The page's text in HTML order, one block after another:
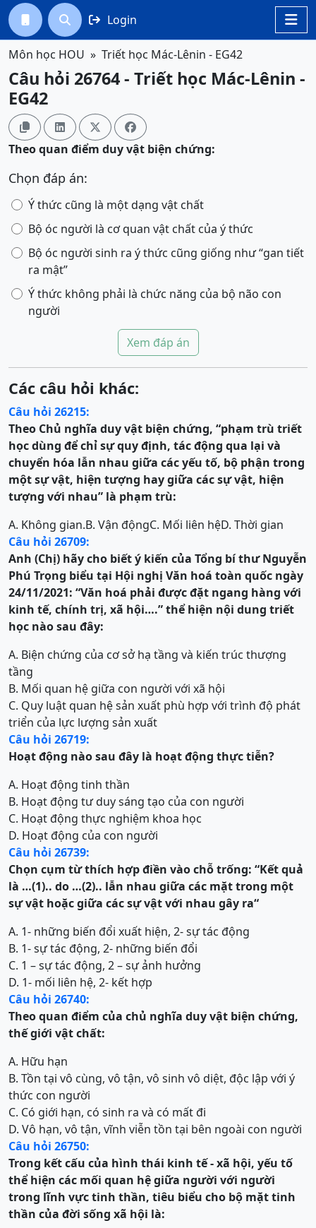

  Login
Môn học HOU Triết học Mác-Lênin - EG42
Câu hỏi 26764 - Triết học Mác-Lênin -
EG42
   
Theo quan điểm duy vật biện chứng:
Chọn đáp án:
Ý thức cũng là một dạng vật chất
Bộ óc người là cơ quan vật chất của ý thức
Bộ óc người sinh ra ý thức cũng giống như “gan tiết
ra mật”
Ý thức không phải là chức năng của bộ não con
người
Xem đáp án
Các câu hỏi khác:
Câu hỏi 26215:
Theo Chủ nghĩa duy vật biện chứng, “phạm trù triết
học dùng để chỉ sự quy định, tác động qua lại và
chuyển hóa lẫn nhau giữa các yếu tố, bộ phận trong
một sự vật, hiện tượng hay giữa các sự vật, hiện
tượng với nhau” là phạm trù:
A. Không gian.B. Vận độngC. Mối liên hệD. Thời gian
Câu hỏi 26709:
Anh (Chị) hãy cho biết ý kiến của Tổng bí thư Nguyễn
Phú Trọng biểu tại Hội nghị Văn hoá toàn quốc ngày
24/11/2021: “Văn hoá phải được đặt ngang hàng với
kinh tế, chính trị, xã hội….”thể hiện nội dung triết
học nào sau đây:
A. Biện chứng của cơ sở hạ tầng và kiến trúc thượng
tầng
B. Mối quan hệ giữa con người với xã hội
C. Quy luật quan hệ sản xuất phù hợp với trình độ phát
triển của lực lượng sản xuất
Câu hỏi 26719:
Hoạt động nào sau đây là hoạt động thực tiễn?
A. Hoạt động tinh thần
B. Hoạt động tư duy sáng tạo của con người
C. Hoạt động thực nghiệm khoa học
D. Hoạt động của con người
Câu hỏi 26739:
Chọn cụm từ thích hợp điền vào chỗ trống: “Kết quả
là …(1).. do …(2).. lẫn nhau giữa các mặt trong một
sự vật hoặc giữa các sự vật với nhau gây ra“
A. 1- những biến đổi xuất hiện, 2- sự tác động
B. 1- sự tác động, 2- những biến đổi
C. 1 – sự tác động, 2 – sự ảnh hưởng
D. 1- mối liên hệ, 2- kết hợp
Câu hỏi 26740:
Theo quan điểm của chủ nghĩa duy vật biện chứng,
thế giới vật chất:
A. Hữu hạn
B. Tồn tại vô cùng, vô tận, vô sinh vô diệt, độc lập với ý
thức con người
C. Có giới hạn, có sinh ra và có mất đi
D. Vô hạn, vô tận, vĩnh viễn tồn tại bên ngoài con người
Câu hỏi 26750:
Trong kết cấu của hình thái kinh tế - xã hội, yếu tố
thể hiện các mối quan hệ giữa người với người
trong lĩnh vực tinh thần, tiêu biểu cho bộ mặt tinh
thần của đời sống xã hội là: